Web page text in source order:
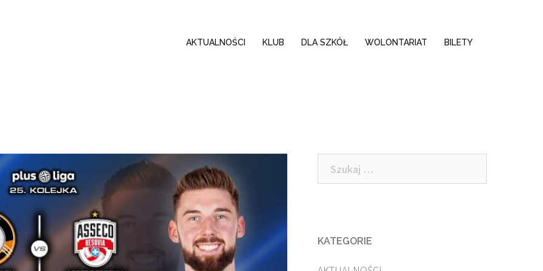
AKTUALNOŚCI KLUB DLA SZKÓŁ WOLONTARIAT BILETY
Szukaj:
KATEGORIE